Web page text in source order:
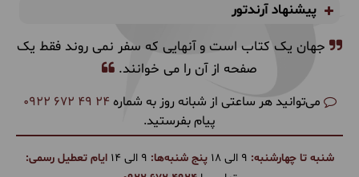
پیشنهاد آرندتور
جهان یک کتاب است و آنهایی که سفر نمی روند فقط یک
صفحه از آن را می خوانند.
می‌توانید هر ساعتی از شبانه روز به شماره 0922 672 49 24
پیام بفرستید.
شنبه تا چهارشنبه: پنج شنبه‌ها:
ایام تعطیل رسمی: